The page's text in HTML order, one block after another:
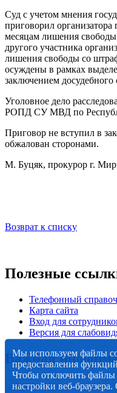
Суд с учетом мнения
приговорил
месяцам лишения
другого участника
лишения свободы со
осуждены в рамках
заключением досудебного
Уголовное дело
РОПД СУ МВД по
Приговор не вступил в
обжалован сторонами.
М. Буцяк, прокурор г.
Возврат к списку
Полезные
Телефонный
Карта сайта
Вход для
Версия для
Важная
Мы используем файлы
предоставления
Чтобы отключить файлы
настройки веб-